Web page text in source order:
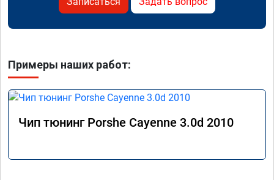
Примеры наших работ:
Чип тюнинг Porshe Cayenne 3.0d 2010